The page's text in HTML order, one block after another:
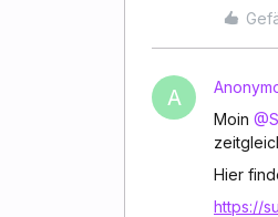
A
Moin
Hier
https://